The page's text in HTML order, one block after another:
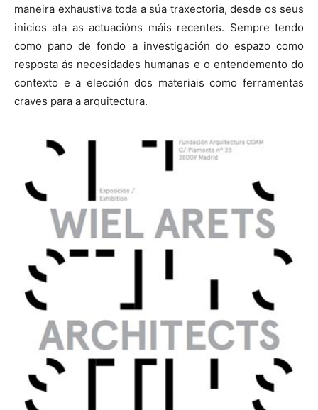
maneira exhaustiva toda a súa traxectoria, desde os seus
inicios ata as actuacións máis recentes. Sempre tendo
como pano de fondo a investigación do espazo como
resposta ás necesidades humanas e o entendemento do
contexto e a elección dos materiais como ferramentas
craves para a arquitectura.